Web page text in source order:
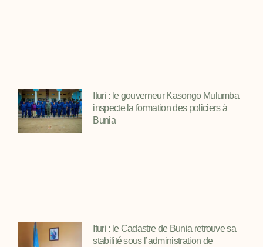
Ituri : le gouverneur Kasongo Mulumba
inspecte la formation des policiers à
Bunia
Ituri : le Cadastre de Bunia retrouve sa
stabilité sous l’administration de